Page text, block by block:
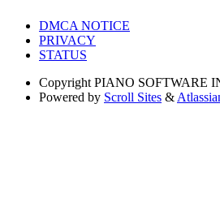
DMCA NOTICE
PRIVACY
STATUS
Copyright PIANO SOFTWARE
Powered by Scroll Sites &